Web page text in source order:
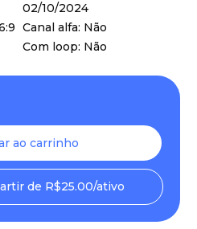
02/10/2024
Canal alfa: Não
Com loop: Não
ao carrinho
de R$25.00/ativo